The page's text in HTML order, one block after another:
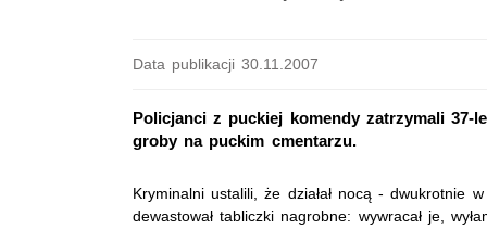
Data publikacji 30.11.2007
Policjanci z puckiej komendy zatrzymali 37-
groby na puckim cmentarzu.
Kryminalni ustalili, że działał nocą - dwukrotnie
dewastował tabliczki nagrobne: wywracał je,